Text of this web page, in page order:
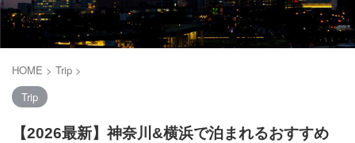
HOME > Trip >
Trip
【2026最新】神奈川&横浜で泊まれるおすすめ